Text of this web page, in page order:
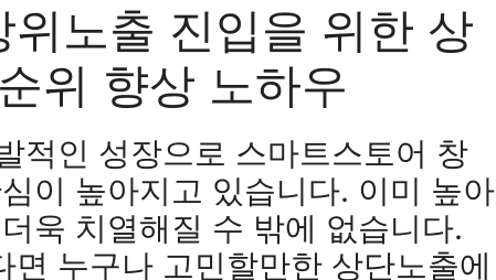
노출 진입을 위한 상
위 향상 노하우
적인 성장으로 스마트스토어 창
이 높아지고 있습니다. 이미 높아
욱 치열해질 수 밖에 없습니다.
면 누구나 고민할만한 상단노출에